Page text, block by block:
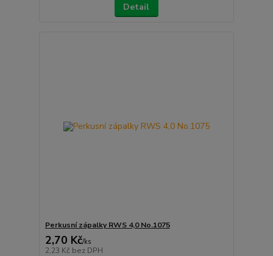
Detail
Perkusní zápalky RWS 4,0 No.1075
2,70 Kč/ks
2,23 Kč bez DPH